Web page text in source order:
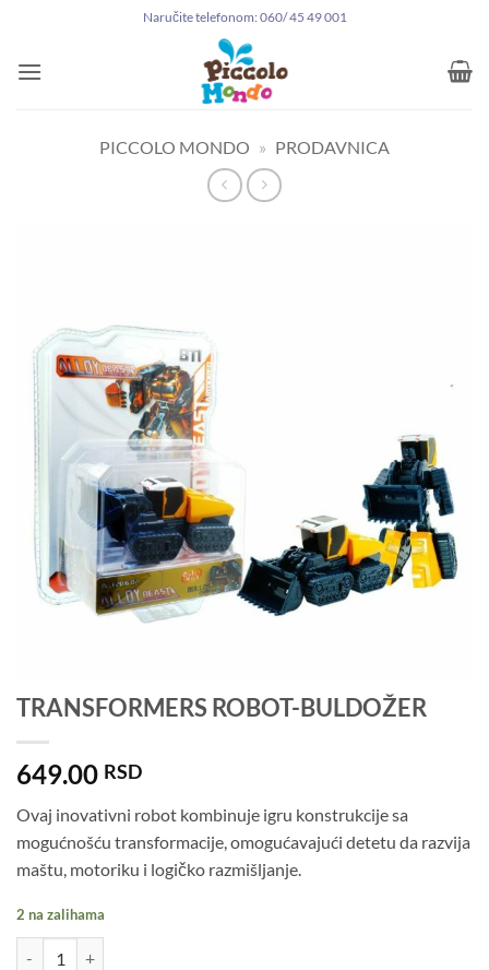
sadržaj
Naručite telefonom: 060/ 45 49 001
PICCOLO MONDO » PRODAVNICA
TRANSFORMERS ROBOT-BULDOŽER
649.00 RSD
Ovaj inovativni robot kombinuje igru konstrukcije sa
mogućnošću transformacije, omogućavajući detetu da razvija
maštu, motoriku i logičko razmišljanje.
2 na zalihama